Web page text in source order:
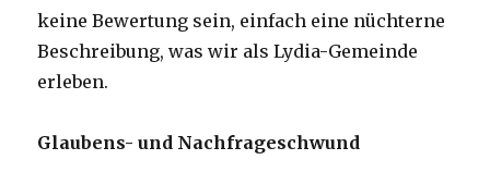
keine Bewertung sein, einfach eine nüchterne
Beschreibung, was wir als Lydia-Gemeinde
erleben.
Glaubens- und Nachfrageschwund